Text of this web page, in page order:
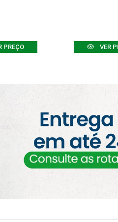
PREÇO VER